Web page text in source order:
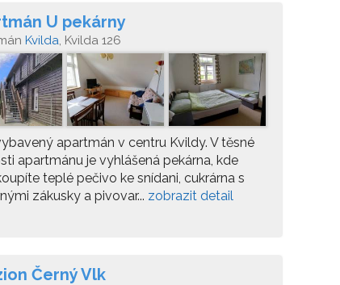
U pekárny
Kvilda, Kvilda 126
apartmán v centru Kvildy. V těsné
apartmánu je vyhlášená pekárna, kde
teplé pečivo ke snídani, cukrárna s
zákusky a pivovar... zobrazit detail
Černý Vlk